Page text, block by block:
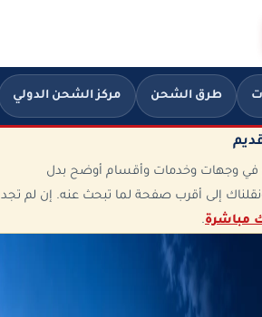
طرق الشحن مركز الشحن الدولي
في وجهات وخدمات وأقسام أوضح بدل
إلى أقرب صفحة لما تبحث عنه. إن لم تجد
مباشرة.